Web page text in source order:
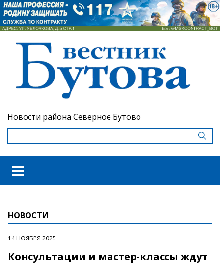
Новости района Северное Бутово
НОВОСТИ
14 НОЯБРЯ 2025
Консультации и мастер-классы ждут